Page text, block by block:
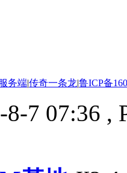
务端|传奇一条龙|鲁ICP备
7 07:36 ,